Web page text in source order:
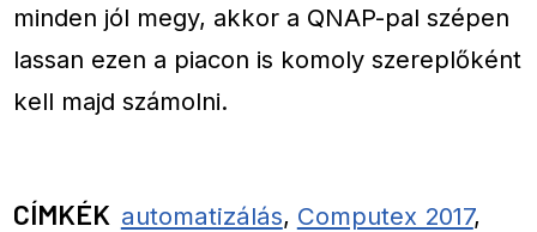
minden jól megy, akkor a QNAP-pal szépen
lassan ezen a piacon is komoly szereplőként
kell majd számolni.
CÍMKÉK automatizálás, Computex 2017,